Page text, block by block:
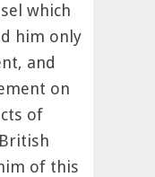
which
him only
and
on
of
of this